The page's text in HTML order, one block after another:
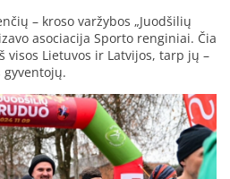
– kroso varžybos „Juodšilių
asociacija Sporto renginiai. Čia
visos Lietuvos ir Latvijos, tarp jų –
gyventojų.